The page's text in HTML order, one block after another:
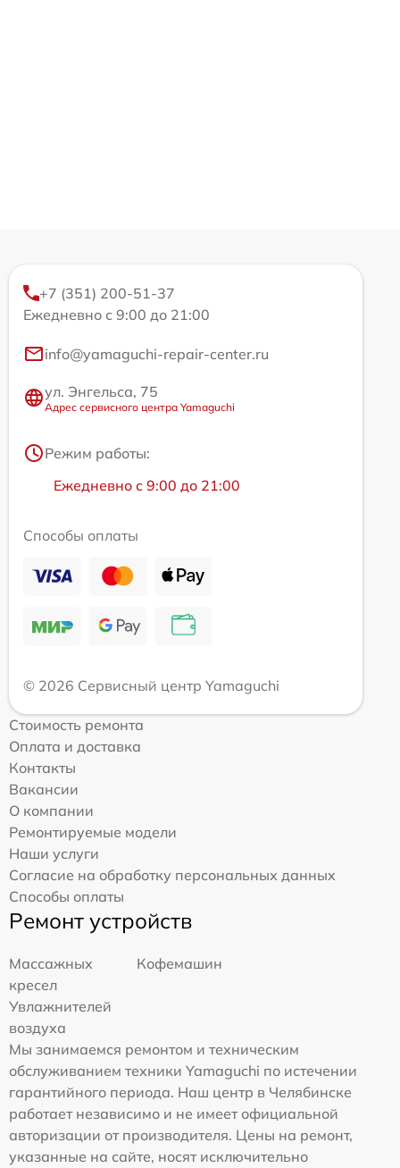
+7 (351) 200-51-37
Ежедневно с 9:00 до 21:00
info@yamaguchi-repair-center.ru
ул. Энгельса, 75
Адрес сервисного центра Yamaguchi
Режим работы:
Ежедневно с 9:00 до 21:00
Способы оплаты
© 2026 Сервисный центр Yamaguchi
Стоимость ремонта
Оплата и доставка
Контакты
Вакансии
О компании
Ремонтируемые модели
Наши услуги
Согласие на обработку персональных данных
Способы оплаты
Ремонт устройств
Массажных
кресел
Кофемашин
Увлажнителей
воздуха
Мы занимаемся ремонтом и техническим
обслуживанием техники Yamaguchi по истечении
гарантийного периода. Наш центр в Челябинске
работает независимо и не имеет официальной
авторизации от производителя. Цены на ремонт,
указанные на сайте, носят исключительно